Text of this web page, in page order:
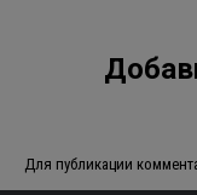
Для публикации